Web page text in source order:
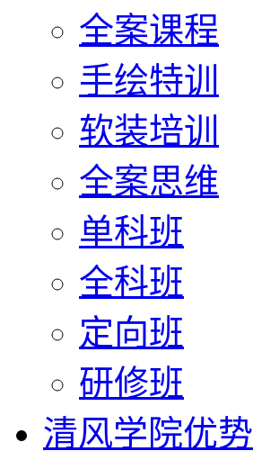
全案课程
手绘特训
软装培训
全案思维
单科班
全科班
定向班
研修班
清风学院优势